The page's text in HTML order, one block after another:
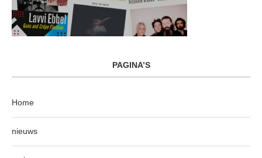
PAGINA’S
Home
nieuws